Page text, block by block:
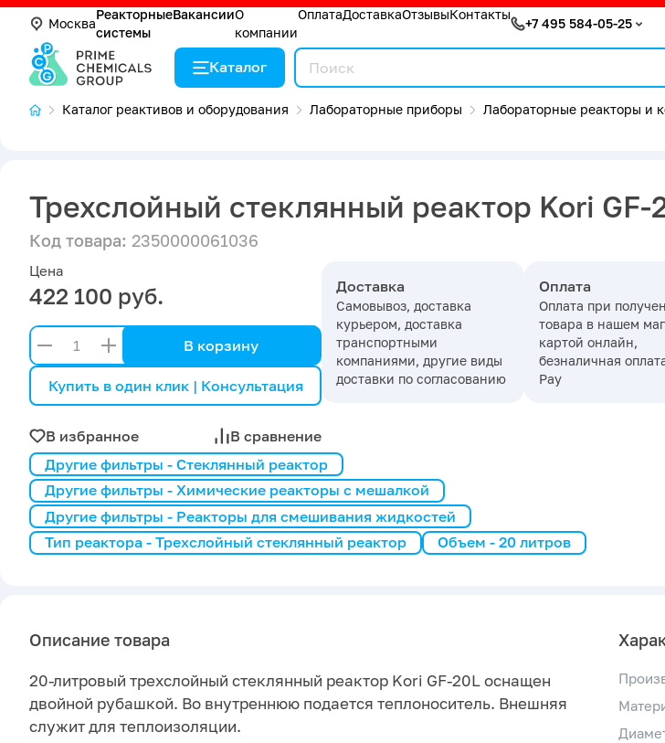
Москва
Реакторные
системы
ВакансииО
компании
ОплатаДоставкаОтзывыКонтакты
+7 495 584-05-25
Каталог
Каталог реактивов и оборудования
Лабораторные приборы Лабораторные реакторы и
Трехслойный стеклянный реактор Kori GF-
Код товара: 2350000061036
Цена
422 100 руб.
В корзину
Купить в один клик | Консультация
В избранное В сравнение
Доставка
Самовывоз, доставка
курьером, доставка
транспортными
компаниями, другие виды
доставки по согласованию
Оплата
Оплата при
товара в нашем
картой онлайн,
безналичная
Pay
Другие фильтры - Стеклянный реактор
Другие фильтры - Химические реакторы с мешалкой
Другие фильтры - Реакторы для смешивания жидкостей
Тип реактора - Трехслойный стеклянный реактор
Объем - 20 литров
Описание товара
20-литровый трехслойный стеклянный реактор Kori GF-20L оснащен
двойной рубашкой. Во внутреннюю подается теплоноситель. Внешняя
служит для теплоизоляции.